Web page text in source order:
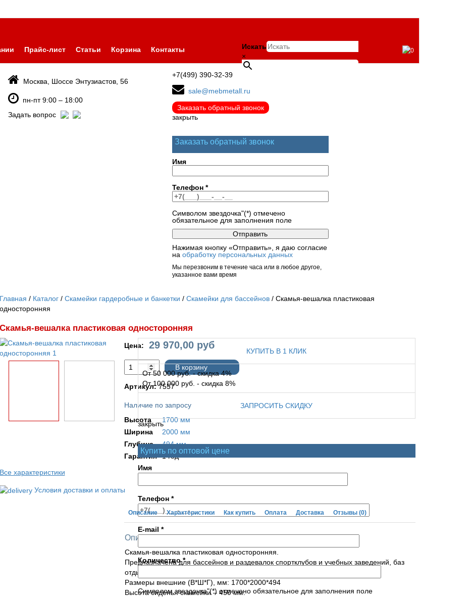
Прайс-лист Статьи Корзина Контакты
Искать
×
0
Москва, Шоссе Энтузиастов, 56
пн-пт 9:00 – 18:00
Задать вопрос
+7(499) 390-32-39
sale@mebmetall.ru
Заказать обратный звонок
закрыть
Заказать обратный звонок
Имя
Телефон *
Символом звездочка"(*) отмечено
обязательное для заполнения поле
Нажимая кнопку «Отправить», я даю согласие
на обработку персональных данных
Мы перезвоним в течение часа или в любое другое,
указанное вами время
Главная Каталог Скамейки гардеробные и банкетки Скамейки для бассейнов
Скамья-вешалка пластиковая
односторонняя
Скамья-вешалка пластиковая односторонняя
Цена: 29 970,00 руб
В корзину
КУПИТЬ В 1 КЛИК
От 50 000 руб. - скидка 4%
От 100 000 руб. - скидка 8%
ЗАПРОСИТЬ СКИДКУ
закрыть
Купить по оптовой цене
Имя
Телефон *
E-mail *
Количество*
Символом звездочка"(*) отмечено обязательное для заполнения поле
Артикул:7557
Наличие по запросу
Высота
1700 мм
Ширина
2000 мм
Глубина
494 мм
Гарантия
1 год
Все характеристики
Условия доставки и оплаты
Описание Характеристики Как купить Оплата Доставка Отзывы(0)
Описание товара
Скамья-вешалка пластиковая односторонняя.
Предназначена для бассейнов и раздевалок спортклубов и учебных заведений, баз
отдыха.
Размеры внешние (В*Ш*Г), мм: 1700*2000*494
Высота сиденья скамейки – 450 мм.